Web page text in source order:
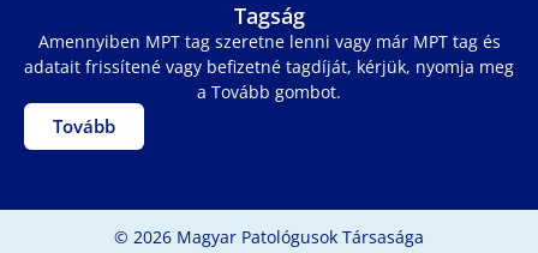
Tagság
Amennyiben MPT tag szeretne lenni vagy már MPT tag és
adatait frissítené vagy befizetné tagdíját, kérjük, nyomja meg
a Tovább gombot.
Tovább
© 2026 Magyar Patológusok Társasága